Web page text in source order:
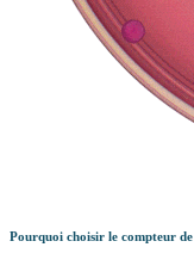
Pourquoi choisir le compteur